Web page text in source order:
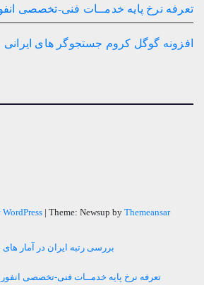
تعرفه نرخ پایه خدمــات فنی-تخصصی
افزونه گوگل کروم جستجوگر های ایرانی
| Theme: Newsup by Themeansar
بررسی رتبه ایران در آمار های
تعرفه نرخ پایه خدمــات فنی-تخصصی